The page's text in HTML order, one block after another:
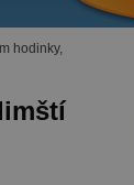
hodinky,